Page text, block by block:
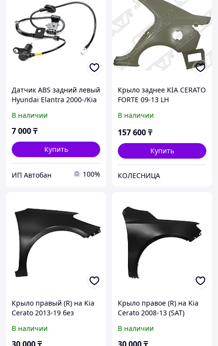
Датчик ABS задний левый
Hyundai Elantra 2000-/Kia
В наличии
7 000₸
Купить
ИП Автобан 100%
Крыло заднее KIA CERATO
FORTE 09-13 LH
В наличии
157 600₸
Купить
КОЛЕСНИЦА
Крыло правый (R) на Kia
Cerato 2013-19 без
повторитель (SAT TW)
В наличии
Крыло правое (R) на Kia
Cerato 2008-13 (SAT)
В наличии